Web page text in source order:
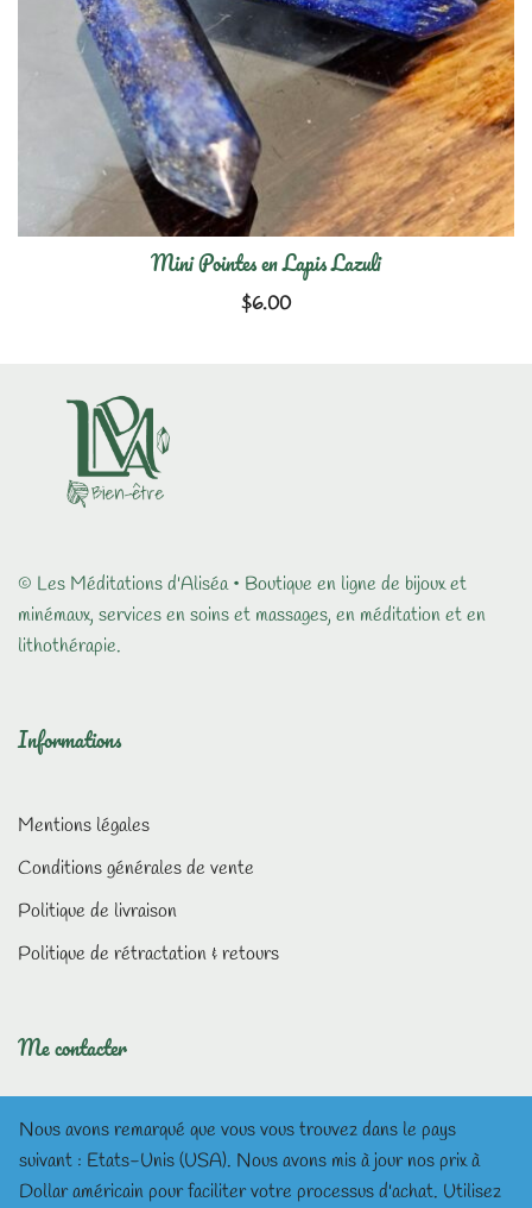
Mini Pointes en Lapis Lazuli
$6.00
© Les Méditations d'Aliséa • Boutique en ligne de bijoux et
minémaux, services en soins et massages, en méditation et en
lithothérapie.
Informations
Mentions légales
Conditions générales de vente
Politique de livraison
Politique de rétractation & retours
Me contacter
lesmeditationsdalisea@gmail.com
Nous avons remarqué que vous vous trouvez dans le pays
suivant : Etats-Unis (USA). Nous avons mis à jour nos prix à
Dollar américain pour faciliter votre processus d'achat. Utilisez